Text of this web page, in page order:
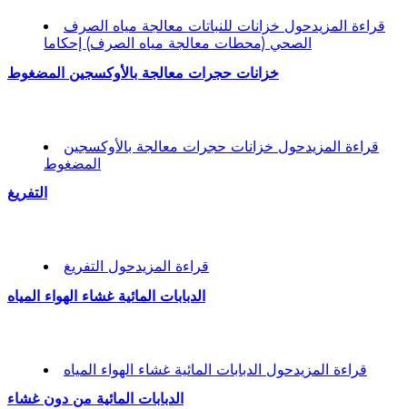
قراءة المزيدحول خزانات للنباتات معالجة مياه الصرف
الصحي (محطات معالجة مياه الصرف) إحكاما
خزانات حجرات معالجة بالأوكسجين المضغوط
قراءة المزيدحول خزانات حجرات معالجة بالأوكسجين
المضغوط
التفريغ
قراءة المزيدحول التفريغ
الدبابات المائية غشاء الهواء المياه
قراءة المزيدحول الدبابات المائية غشاء الهواء المياه
الدبابات المائية من دون غشاء